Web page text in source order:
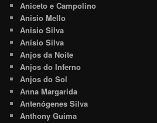
Aniceto e Campolino
Anisio Mello
Anisio Silva
Anísio Silva
Anjos da Noite
Anjos do Inferno
Anjos do Sol
Anna Margarida
Antenógenes Silva
Anthony Guima